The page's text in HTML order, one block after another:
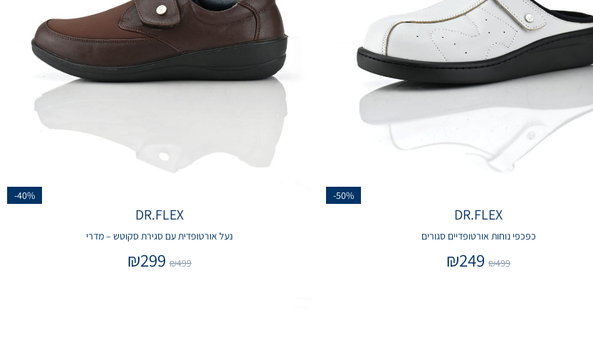
-50%
DR.FLEX
כפכפי נוחות אורטופדיים סגורים
₪499
₪249
-40%
DR.FLEX
נעל אורטופדית עם סגירת סקוטש – מדרי
₪499
₪299